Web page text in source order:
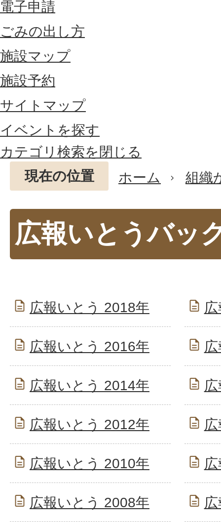
電子申請
ごみの出し方
施設マップ
施設予約
サイトマップ
イベントを探す
カテゴリ検索を閉じる
現在の位置
ホーム 組織
広報いとうバッ
広報いとう 2018年
広報いとう 2016年
広報いとう 2014年
広報いとう 2012年
広報いとう 2010年
広報いとう 2008年